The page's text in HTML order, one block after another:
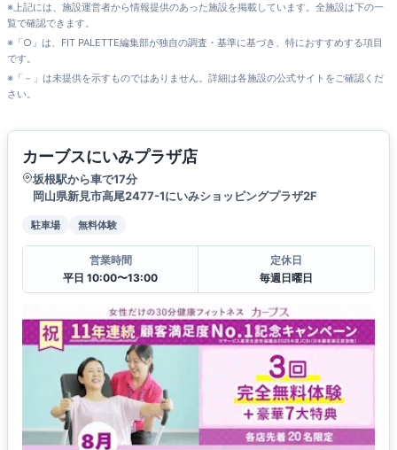
※上記には、施設運営者から情報提供のあった施設を掲載しています。全施設は下の一
覧で確認できます。
※「○」は、FIT PALETTE編集部が独自の調査・基準に基づき、特におすすめする項目
です。
※「－」は未提供を示すものではありません。詳細は各施設の公式サイトをご確認くだ
さい。
カーブスにいみプラザ店
坂根駅から車で17分
岡山県新見市高尾2477-1にいみショッピングプラザ2F
駐車場 無料体験
営業時間
平日 10:00〜13:00
定休日
毎週日曜日